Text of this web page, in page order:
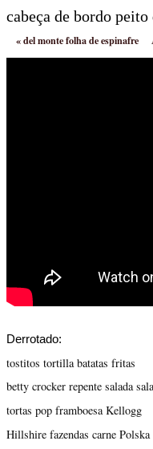
cabeça de bordo
«del monte folha de espinafre
Derrotado:
tostitos tortilla batatas fritas
betty crocker repente salada
tortas pop framboesa Kellogg
Hillshire fazendas carne Polska